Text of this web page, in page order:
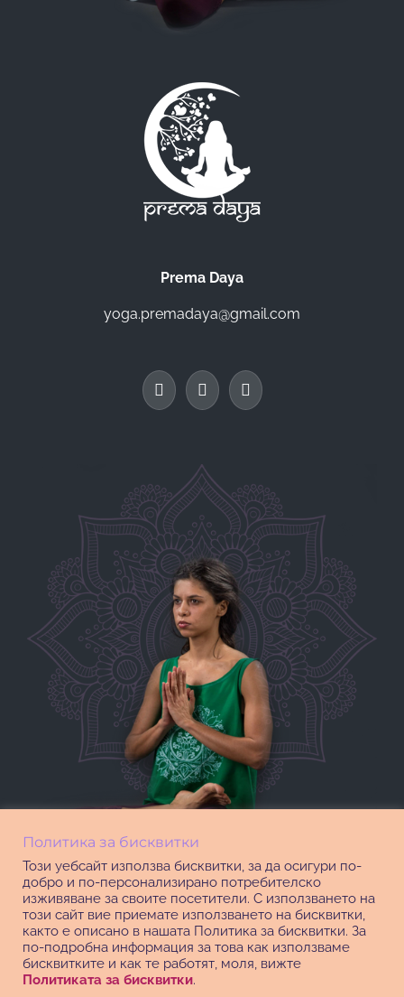
Prema Daya
yoga.premadaya@gmail.com
Политика за бисквитки
Този уебсайт използва бисквитки, за да осигури по-
добро и по-персонализирано потребителско
изживяване за своите посетители. С използването на
този сайт вие приемате използването на бисквитки,
както е описано в нашата Политика за бисквитки. За
по-подробна информация за това как използваме
бисквитките и как те работят, моля, вижте
Политиката за бисквитки.